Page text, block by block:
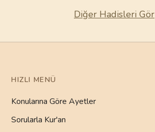
Diğer Hadisleri Gör
HIZLI MENÜ
Konularına Göre Ayetler
Sorularla Kur'an